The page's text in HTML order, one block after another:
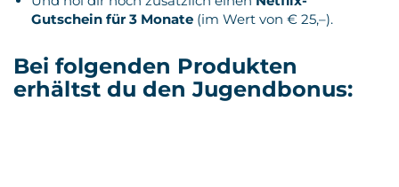
Gutschein für 3 Monate (im Wert von € 25,–).
Bei folgenden Produkten
erhältst du den Jugendbonus: